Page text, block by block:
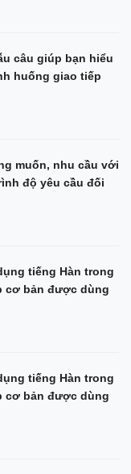
câu giúp bạn hiểu
huống giao tiếp
muốn, nhu cầu với
độ yêu cầu đối
tiếng Hàn trong
cơ bản được dùng
tiếng Hàn trong
cơ bản được dùng